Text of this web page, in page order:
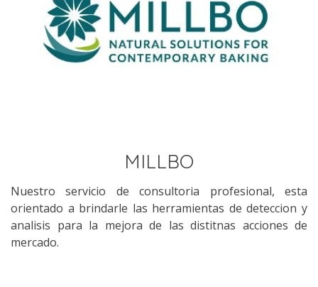
MILLBO
Nuestro servicio de consultoria profesional, esta
orientado a brindarle las herramientas de deteccion y
analisis para la mejora de las distitnas acciones de
mercado.